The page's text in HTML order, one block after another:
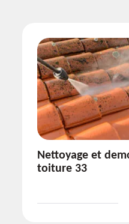
Etanchéité